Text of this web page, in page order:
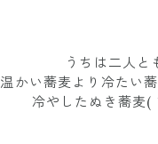
うちは二人と
温かい蕎麦より冷たい
冷やしたぬき蕎麦